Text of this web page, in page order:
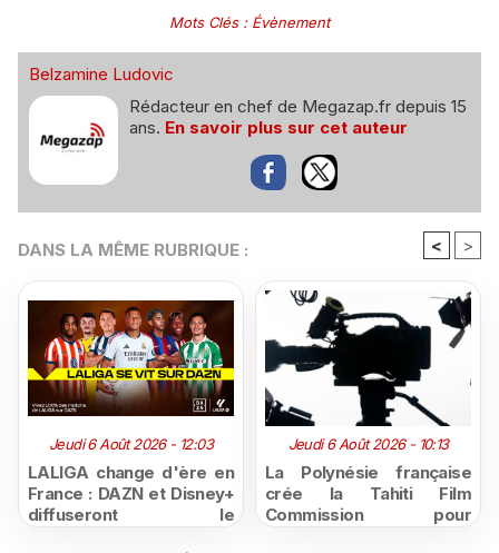
Mots Clés: Évènement
Belzamine Ludovic
Rédacteur en chef de Megazap.fr depuis 15
ans. En savoir plus sur cet auteur
DANS LA MÊME RUBRIQUE : < >
Jeudi 6 Août 2026 - 12:03
LALIGA change d'ère en
France : DAZN et Disney+
diffuseront le
Jeudi 6 Août 2026 - 10:13
La Polynésie française
crée la Tahiti Film
Commission pour